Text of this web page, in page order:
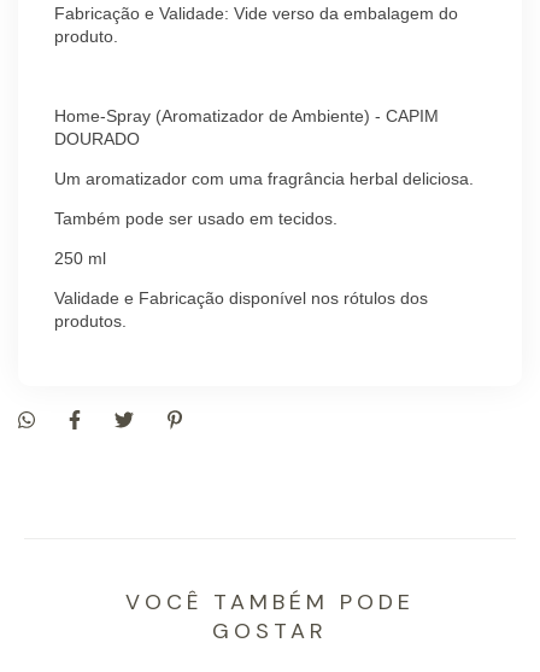
Fabricação e Validade: Vide verso da embalagem do
produto.
Home-Spray (Aromatizador de Ambiente) - CAPIM
DOURADO
Um aromatizador com uma fragrância herbal deliciosa.
Também pode ser usado em tecidos.
250 ml
Validade e Fabricação disponível nos rótulos dos
produtos.
VOCÊ TAMBÉM PODE
GOSTAR